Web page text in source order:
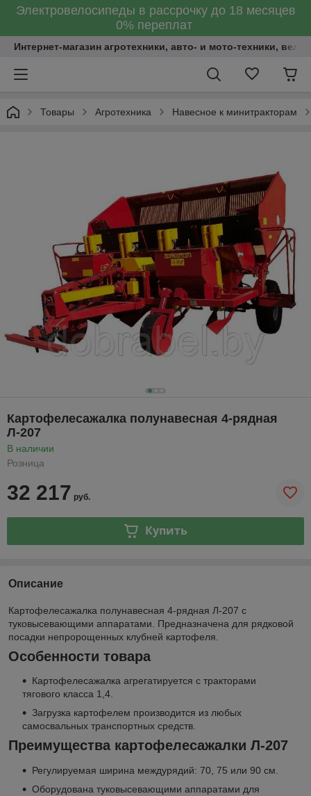
Электровелосипеды в рассрочку до 18 месяцев
0% переплат
Интернет-магазин агротехники, авто- и мото-техники,
Товары Агротехника Навесное к минитракторам
Картофелесажалка полунавесная 4-рядная
Л-207
В наличии
Розница
32 217 руб.
Купить
Описание
Картофелесажалка полунавесная 4-рядная Л-207 с
туковысевающими аппаратами. Предназначена для рядковой
посадки непророщенных клубней картофеля.
Особенности товара
Картофелесажалка агрегатируется с тракторами
тягового класса 1,4.
Загрузка картофелем производится из любых
самосвальных транспортных средств.
Преимущества картофелесажалки Л-207
Регулируемая ширина междурядий: 70, 75 или 90 см.
Оборудована туковысевающими аппаратами для